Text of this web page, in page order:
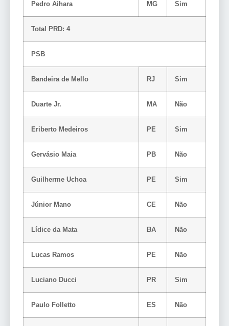
Pedro Aihara MG Sim
Total PRD: 4
PSB
Bandeira de Mello RJ Sim
Duarte Jr. MA Não
Eriberto Medeiros PE Sim
Gervásio Maia PB Não
Guilherme Uchoa PE Sim
Júnior Mano CE Não
Lídice da Mata BA Não
Lucas Ramos PE Não
Luciano Ducci PR Sim
Paulo Folletto ES Não